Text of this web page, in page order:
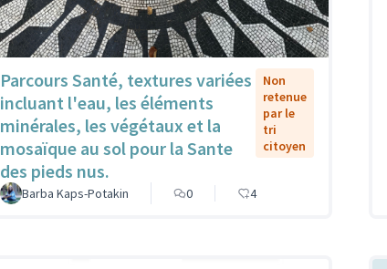
Parcours Santé, textures variées
incluant l'eau, les éléments
minérales, les végétaux et la
mosaïque au sol pour la Sante
des pieds nus.
Non
retenue
par le
tri
citoyen
Barba Kaps-Potakin 0 4